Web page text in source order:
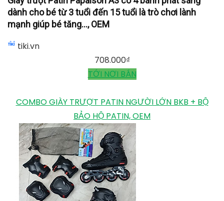
Giày trượt Patin Papaison A3 có 4 bánh phát sáng
dành cho bé từ 3 tuổi đến 15 tuổi là trò chơi lành
Giày trượt Patin Papaison A3 có 4 bánh phát sáng